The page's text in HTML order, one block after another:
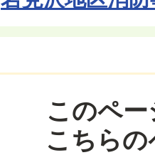
このペ
こちら